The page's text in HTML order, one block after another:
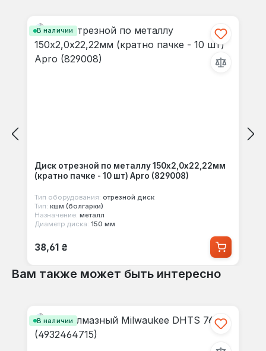
В наличии
Диск отрезной по металлу 150х2,0х22,22мм
(кратно пачке - 10 шт) Apro (829008)
Тип оборудования: отрезной диск
Тип: кшм (болгарки)
Назначение: металл
Диаметр диска: 150 мм
Обычная цена:
38,61 ₴
Вам также может быть интересно
В наличии